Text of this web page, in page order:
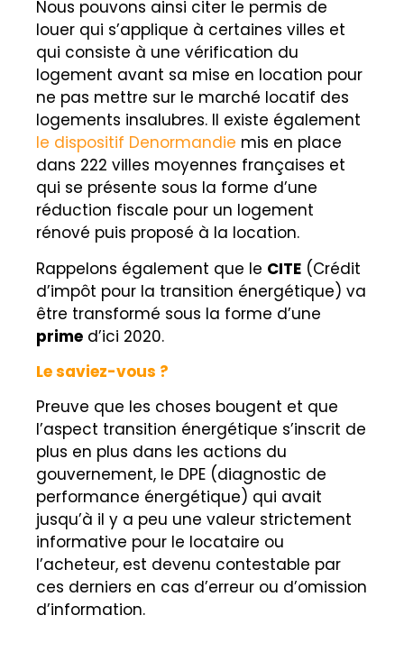
Nous pouvons ainsi citer le permis de
louer qui s’applique à certaines villes et
qui consiste à une vérification du
logement avant sa mise en location pour
ne pas mettre sur le marché locatif des
logements insalubres. Il existe également
le dispositif Denormandie mis en place
dans 222 villes moyennes françaises et
qui se présente sous la forme d’une
réduction fiscale pour un logement
rénové puis proposé à la location.
Rappelons également que le CITE (Crédit
d’impôt pour la transition énergétique) va
être transformé sous la forme d’une
prime d’ici 2020.
Le saviez-vous ?
Preuve que les choses bougent et que
l’aspect transition énergétique s’inscrit de
plus en plus dans les actions du
gouvernement, le DPE (diagnostic de
performance énergétique) qui avait
jusqu’à il y a peu une valeur strictement
informative pour le locataire ou
l’acheteur, est devenu contestable par
ces derniers en cas d’erreur ou d’omission
d’information.